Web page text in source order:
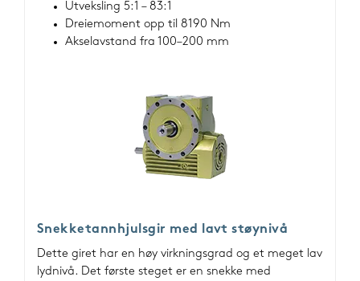
Utveksling 5:1 – 83:1
Dreiemoment opp til 8190 Nm
Akselavstand fra 100–200 mm
Snekketannhjulsgir med lavt støynivå
Dette giret har en høy virkningsgrad og et meget lav
lydnivå. Det første steget er en snekke med